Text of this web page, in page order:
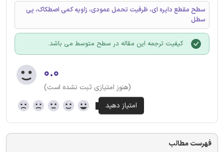
سطح مقطع دایره ای، ظرفیت تحمل عمودی، زاویه کمی اصطکاک، پی
سطل
کیفیت ترجمه این مقاله در سطح متوسط می باشد.
۰.۰
(هنوز امتیازی ثبت نشده است)
فهرست مطالب